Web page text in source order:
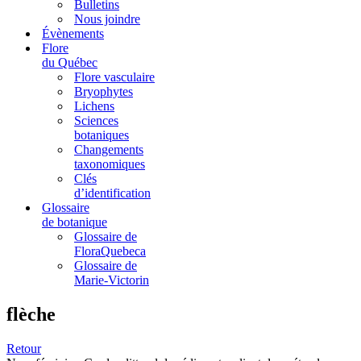
Bulletins
Nous joindre
Évènements
Flore
du Québec
Flore vasculaire
Bryophytes
Lichens
Sciences
botaniques
Changements
taxonomiques
Clés
d’identification
Glossaire
de botanique
Glossaire de
FloraQuebeca
Glossaire de
Marie-Victorin
flèche
Retour